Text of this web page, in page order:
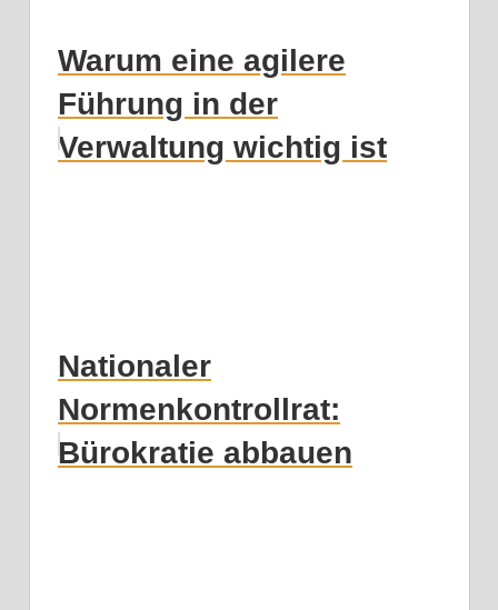
Warum eine agilere
Führung in der
Verwaltung wichtig ist
Nationaler
Normenkontrollrat:
Bürokratie abbauen